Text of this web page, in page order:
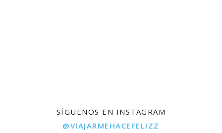
SÍGUENOS EN INSTAGRAM
@VIAJARMEHACEFELIZZ